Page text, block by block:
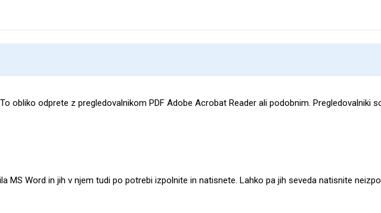
obliko odprete z pregledovalnikom PDF Adobe Acrobat Reader ali podobnim. Pregledovalniki
MS Word in jih v njem tudi po potrebi izpolnite in natisnete. Lahko pa jih seveda natisnite